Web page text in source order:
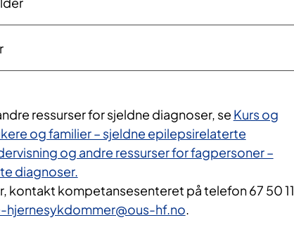
ressurser for sjeldne diagnoser, se Kurs og
og familier – sjeldne epilepsirelaterte
og andre ressurser for fagpersoner –
diagnoser.
kontakt kompetansesenteret på telefon 67 50 11
hjernesykdommer@ous-hf.no.